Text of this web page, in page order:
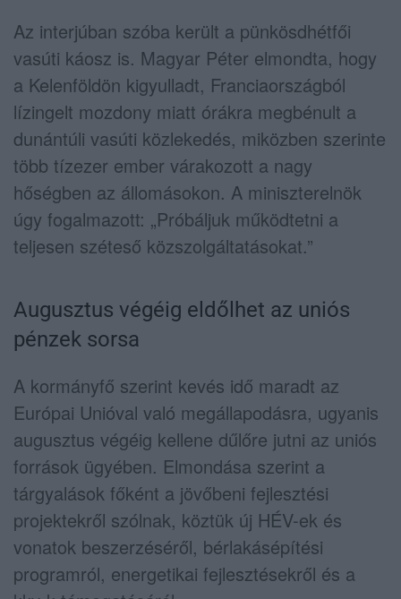
Az interjúban szóba került a pünkösdhétfői
vasúti káosz is. Magyar Péter elmondta, hogy
a Kelenföldön kigyulladt, Franciaországból
lízingelt mozdony miatt órákra megbénult a
dunántúli vasúti közlekedés, miközben szerinte
több tízezer ember várakozott a nagy
hőségben az állomásokon. A miniszterelnök
úgy fogalmazott: „Próbáljuk működtetni a
teljesen széteső közszolgáltatásokat.”
Augusztus végéig eldőlhet az uniós
pénzek sorsa
A kormányfő szerint kevés idő maradt az
Európai Unióval való megállapodásra, ugyanis
augusztus végéig kellene dűlőre jutni az uniós
források ügyében. Elmondása szerint a
tárgyalások főként a jövőbeni fejlesztési
projektekről szólnak, köztük új HÉV-ek és
vonatok beszerzéséről, bérlakásépítési
programról, energetikai fejlesztésekről és a